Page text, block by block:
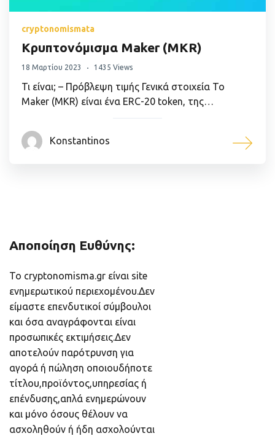
cryptonomismata
Κρυπτονόμισμα Maker (MKR)
18 Μαρτίου 2023 1435 Views
Τι είναι; – Πρόβλεψη τιμής Γενικά στοιχεία Το
Maker (MKR) είναι ένα ERC-20 token, της…
Konstantinos
Αποποίηση Ευθύνης:
Το cryptonomisma.gr είναι site
ενημερωτικού περιεχομένου.Δεν
είμαστε επενδυτικοί σύμβουλοι
και όσα αναγράφονται είναι
προσωπικές εκτιμήσεις.Δεν
αποτελούν παρότρυνση για
αγορά ή πώληση οποιουδήποτε
τίτλου,προϊόντος,υπηρεσίας ή
επένδυσης,απλά ενημερώνουν
και μόνο όσους θέλουν να
ασχοληθούν ή ήδη ασχολούνται